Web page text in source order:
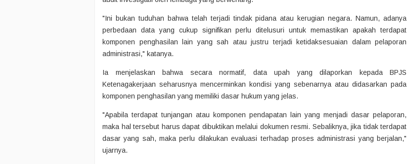
"Ini bukan tuduhan bahwa telah terjadi tindak pidana atau kerugian negara. Namun, adanya
perbedaan data yang cukup signifikan perlu ditelusuri untuk memastikan apakah terdapat
komponen penghasilan lain yang sah atau justru terjadi ketidaksesuaian dalam pelaporan
administrasi," katanya.
Ia menjelaskan bahwa secara normatif, data upah yang dilaporkan kepada BPJS
Ketenagakerjaan seharusnya mencerminkan kondisi yang sebenarnya atau didasarkan pada
komponen penghasilan yang memiliki dasar hukum yang jelas.
"Apabila terdapat tunjangan atau komponen pendapatan lain yang menjadi dasar pelaporan,
maka hal tersebut harus dapat dibuktikan melalui dokumen resmi. Sebaliknya, jika tidak terdapat
dasar yang sah, maka perlu dilakukan evaluasi terhadap proses administrasi yang berjalan,"
ujarnya.